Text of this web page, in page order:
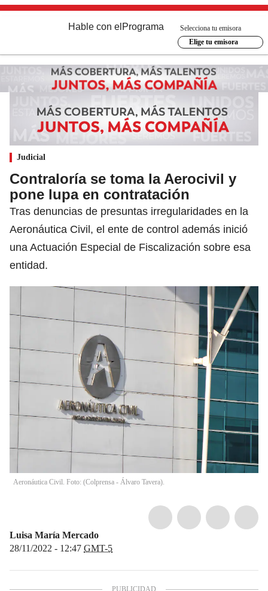
Hable con el Programa
Selecciona tu emisora
Elige tu emisora
Judicial
Contraloría se toma la Aerocivil y
pone lupa en contratación
Tras denuncias de presuntas irregularidades en la
Aeronáutica Civil, el ente de control además inició
una Actuación Especial de Fiscalización sobre esa
entidad.
Aeronáutica Civil. Foto: (Colprensa - Álvaro Tavera).
Luisa María Mercado
28/11/2022 - 12:47 GMT-5